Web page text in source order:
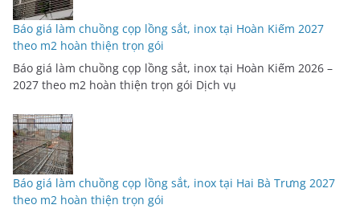
Báo giá làm chuồng cọp lồng sắt, inox tại Hoàn Kiếm 2027
theo m2 hoàn thiện trọn gói
Báo giá làm chuồng cọp lồng sắt, inox tại Hoàn Kiếm 2026 –
2027 theo m2 hoàn thiện trọn gói Dịch vụ
Báo giá làm chuồng cọp lồng sắt, inox tại Hai Bà Trưng 2027
theo m2 hoàn thiện trọn gói